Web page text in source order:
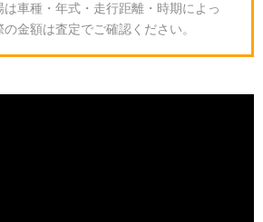
車種・年式・走行距離・時期によっ
金額は査定でご確認ください。